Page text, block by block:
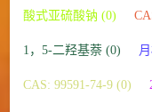
酸式亚硫酸钠 (0)
1，5-二羟基萘 (0)
CAS: 99591-74-9 (0)